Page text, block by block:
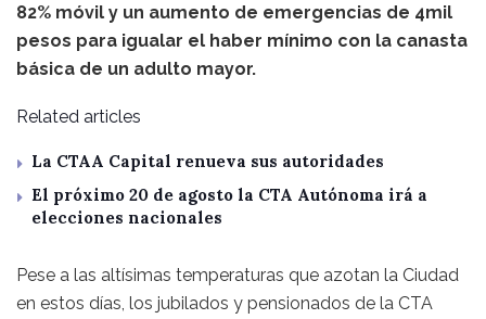
82% móvil y un aumento de emergencias de 4mil
pesos para igualar el haber mínimo con la canasta
básica de un adulto mayor.
Related articles
La CTAA Capital renueva sus autoridades
El próximo 20 de agosto la CTA Autónoma irá a
elecciones nacionales
Pese a las altísimas temperaturas que azotan la Ciudad
en estos días, los jubilados y pensionados de la CTA